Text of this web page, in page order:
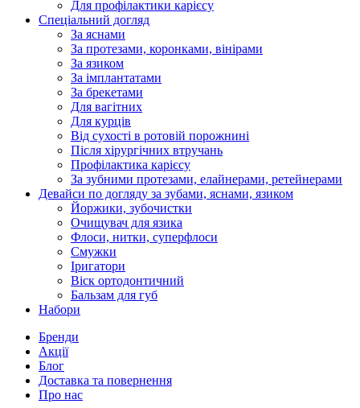
Для профілактики карієсу
Спеціальний догляд
За яснами
За протезами, коронками, вінірами
За язиком
За імплантатами
За брекетами
Для вагітних
Для курців
Від сухості в ротовій порожнині
Після хірургічних втручань
Профілактика карієсу
За зубними протезами, елайнерами, ретейнерами
Девайси по догляду за зубами, яснами, язиком
Йоржики, зубочистки
Очищувач для язика
Флоси, нитки, суперфлоси
Смужки
Іригатори
Віск ортодонтичний
Бальзам для губ
Набори
Бренди
Акції
Блог
Доставка та повернення
Про нас